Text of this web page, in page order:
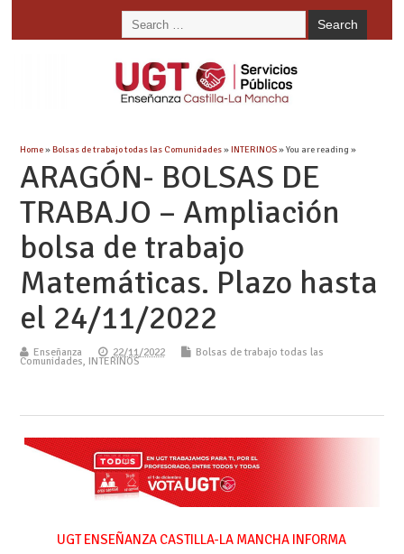
Home»Bolsas de trabajo todas las Comunidades»INTERINOS» You are reading »
ARAGÓN- BOLSAS DE
TRABAJO – Ampliación
bolsa de trabajo
Matemáticas. Plazo hasta
el 24/11/2022
Enseñanza 22/11/2022 Bolsas de trabajo todas las
Comunidades, INTERINOS
UGT ENSEÑANZA CASTILLA-LA MANCHA INFORMA